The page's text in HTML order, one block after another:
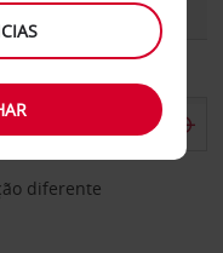
COMERCIAIS
diferente